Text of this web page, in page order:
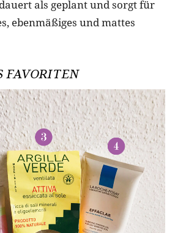
als geplant und sorgt für
ebenmäßiges und mattes
FAVORITEN